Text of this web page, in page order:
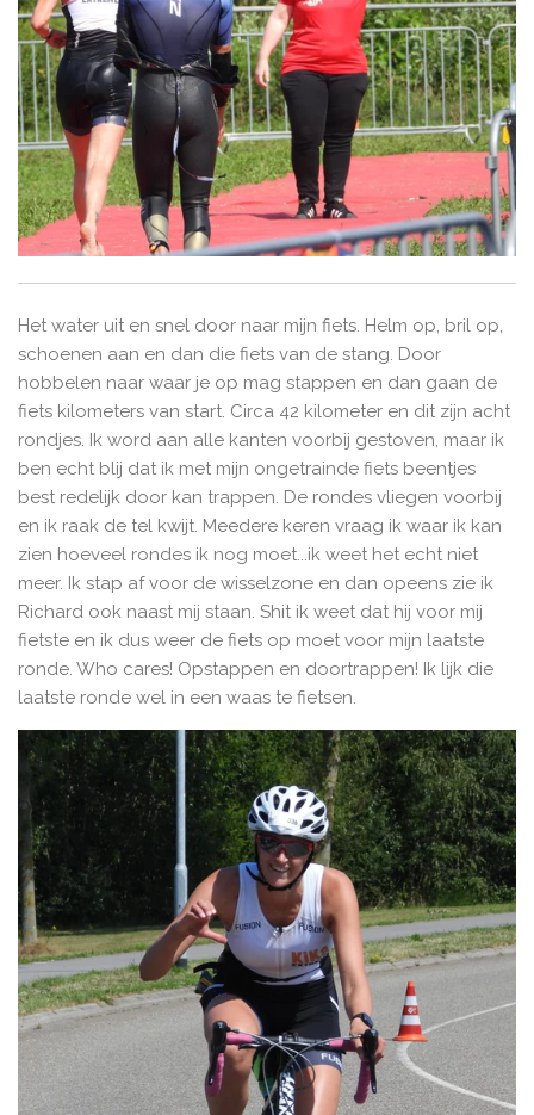
Het water uit en snel door naar mijn fiets. Helm op, bril op,
schoenen aan en dan die fiets van de stang. Door
hobbelen naar waar je op mag stappen en dan gaan de
fiets kilometers van start. Circa 42 kilometer en dit zijn acht
rondjes. Ik word aan alle kanten voorbij gestoven, maar ik
ben echt blij dat ik met mijn ongetrainde fiets beentjes
best redelijk door kan trappen. De rondes vliegen voorbij
en ik raak de tel kwijt. Meedere keren vraag ik waar ik kan
zien hoeveel rondes ik nog moet...ik weet het echt niet
meer. Ik stap af voor de wisselzone en dan opeens zie ik
Richard ook naast mij staan. Shit ik weet dat hij voor mij
fietste en ik dus weer de fiets op moet voor mijn laatste
ronde. Who cares! Opstappen en doortrappen! Ik lijk die
laatste ronde wel in een waas te fietsen.